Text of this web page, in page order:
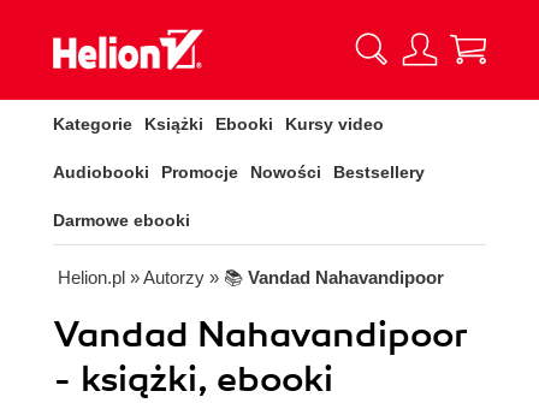
Kategorie Książki Ebooki Kursy video
Audiobooki Promocje Nowości Bestsellery
Darmowe ebooki
Helion.pl » Autorzy » 📚 Vandad Nahavandipoor
Vandad Nahavandipoor
- książki, ebooki